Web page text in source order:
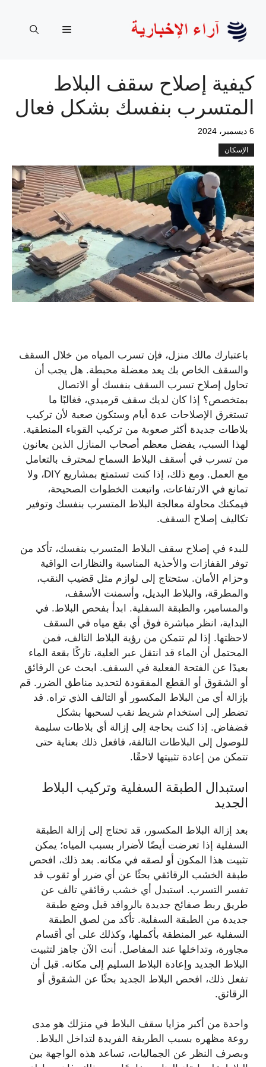
المحتوى
القائمة
كيفية إصلاح سقف البلاط
المتسرب بنفسك بشكل فعال
6 ديسمبر، 2024
الإسكان
باعتبارك مالك منزل، فإن تسرب المياه من خلال السقف
والسقف الخاص بك يعد معضلة محبطة. هل يجب أن
تحاول إصلاح تسرب السقف بنفسك أو الاتصال
بمتخصص؟ إذا كان لديك سقف قرميدي، فغالبًا ما
تستغرق الإصلاحات عدة أيام وستكون صعبة لأن تركيب
بلاطات جديدة أكثر صعوبة من تركيب القوباء المنطقية.
لهذا السبب، يفضل معظم أصحاب المنازل الذين يعانون
من تسرب في أسقف البلاط السماح لمحترف بالتعامل
مع العمل. ومع ذلك، إذا كنت تستمتع بمشاريع DIY، ولا
تمانع في الارتفاعات، واتبعت الخطوات الصحيحة،
فيمكنك محاولة معالجة البلاط المتسرب بنفسك وتوفير
تكاليف إصلاح السقف.
للبدء في إصلاح سقف البلاط المتسرب بنفسك، تأكد من
توفر القفازات والأحذية المناسبة والنظارات الواقية
وحزام الأمان. ستحتاج إلى لوازم مثل قضيب النقب،
والمطرقة، والبلاط البديل، وأسمنت الأسقف،
والمسامير، والطبقة السفلية. ابدأ بفحص البلاط. في
البداية، انظر مباشرة فوق أي بقع مياه في السقف
لاحظتها. إذا لم تتمكن من رؤية البلاط التالف، فمن
المحتمل أن الماء قد انتقل عبر العلية، تاركًا بقعة الماء
بعيدًا عن الفتحة الفعلية في السقف. ابحث عن الرقائق
أو الشقوق أو القطع المفقودة لتحديد مناطق الضرر. قم
بإزالة أي من البلاط المكسور أو التالف الذي تراه. قد
تضطر إلى استخدام شريط نقب لسحبها بشكل
فضفاض. إذا كنت بحاجة إلى إزالة أي بلاطات سليمة
للوصول إلى البلاطات التالفة، فافعل ذلك بعناية حتى
تتمكن من إعادة تثبيتها لاحقًا.
استبدال الطبقة السفلية وتركيب البلاط
الجديد
بعد إزالة البلاط المكسور، قد تحتاج إلى إزالة الطبقة
السفلية إذا تعرضت أيضًا لأضرار بسبب المياه؛ يمكن
تثبيت هذا المكون أو لصقه في مكانه. بعد ذلك، افحص
طبقة الخشب الرقائقي بحثًا عن أي ضرر أو ثقوب قد
تفسر التسرب. استبدل أي خشب رقائقي تالف عن
طريق ربط صفائح جديدة بالروافد قبل وضع طبقة
جديدة من الطبقة السفلية. تأكد من لصق الطبقة
السفلية عبر المنطقة بأكملها، وكذلك على أي أقسام
مجاورة، وتداخلها عند المفاصل. أنت الآن جاهز لتثبيت
البلاط الجديد وإعادة البلاط السليم إلى مكانه. قبل أن
تفعل ذلك، افحص البلاط الجديد بحثًا عن الشقوق أو
الرقائق.
واحدة من أكبر مزايا سقف البلاط في منزلك هو مدى
روعة مظهره بسبب الطريقة الفريدة لتداخل البلاط.
وبصرف النظر عن الجماليات، تساعد هذه الواجهة بين